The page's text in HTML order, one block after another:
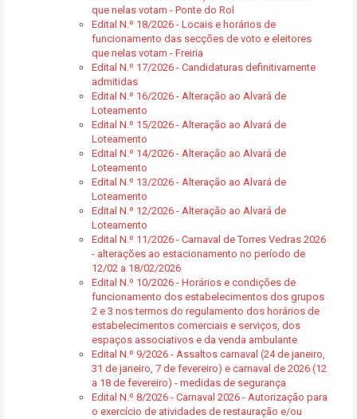
que nelas votam - Ponte do Rol
Edital N.º 18/2026 - Locais e horários de
funcionamento das secções de voto e eleitores
que nelas votam - Freiria
Edital N.º 17/2026 - Candidaturas definitivamente
admitidas
Edital N.º 16/2026 - Alteração ao Alvará de
Loteamento
Edital N.º 15/2026 - Alteração ao Alvará de
Loteamento
Edital N.º 14/2026 - Alteração ao Alvará de
Loteamento
Edital N.º 13/2026 - Alteração ao Alvará de
Loteamento
Edital N.º 12/2026 - Alteração ao Alvará de
Loteamento
Edital N.º 11/2026 - Carnaval de Torres Vedras 2026
- alterações ao estacionamento no período de
12/02 a 18/02/2026
Edital N.º 10/2026 - Horários e condições de
funcionamento dos estabelecimentos dos grupos
2 e 3 nos termos do regulamento dos horários de
estabelecimentos comerciais e serviços, dos
espaços associativos e da venda ambulante
Edital N.º 9/2026 - Assaltos carnaval (24 de janeiro,
31 de janeiro, 7 de fevereiro) e carnaval de 2026 (12
a 18 de fevereiro) - medidas de segurança
Edital N.º 8/2026 - Carnaval 2026 - Autorização para
o exercício de atividades de restauração e/ou